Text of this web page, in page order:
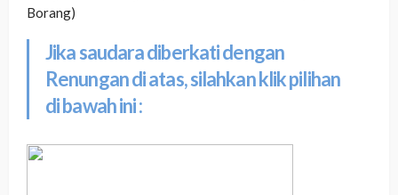
Borang)
Jika saudara diberkati dengan
Renungan di atas, silahkan klik pilihan
di bawah ini :